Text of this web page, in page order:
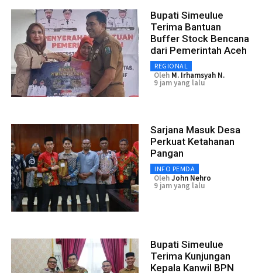
Bupati Simeulue
Terima Bantuan
Buffer Stock Bencana
dari Pemerintah Aceh
REGIONAL
Oleh M. Irhamsyah N.
9 jam yang lalu
Sarjana Masuk Desa
Perkuat Ketahanan
Pangan
INFO PEMDA
OlehJohn Nehro
9 jam yang lalu
Bupati Simeulue
Terima Kunjungan
Kepala Kanwil BPN